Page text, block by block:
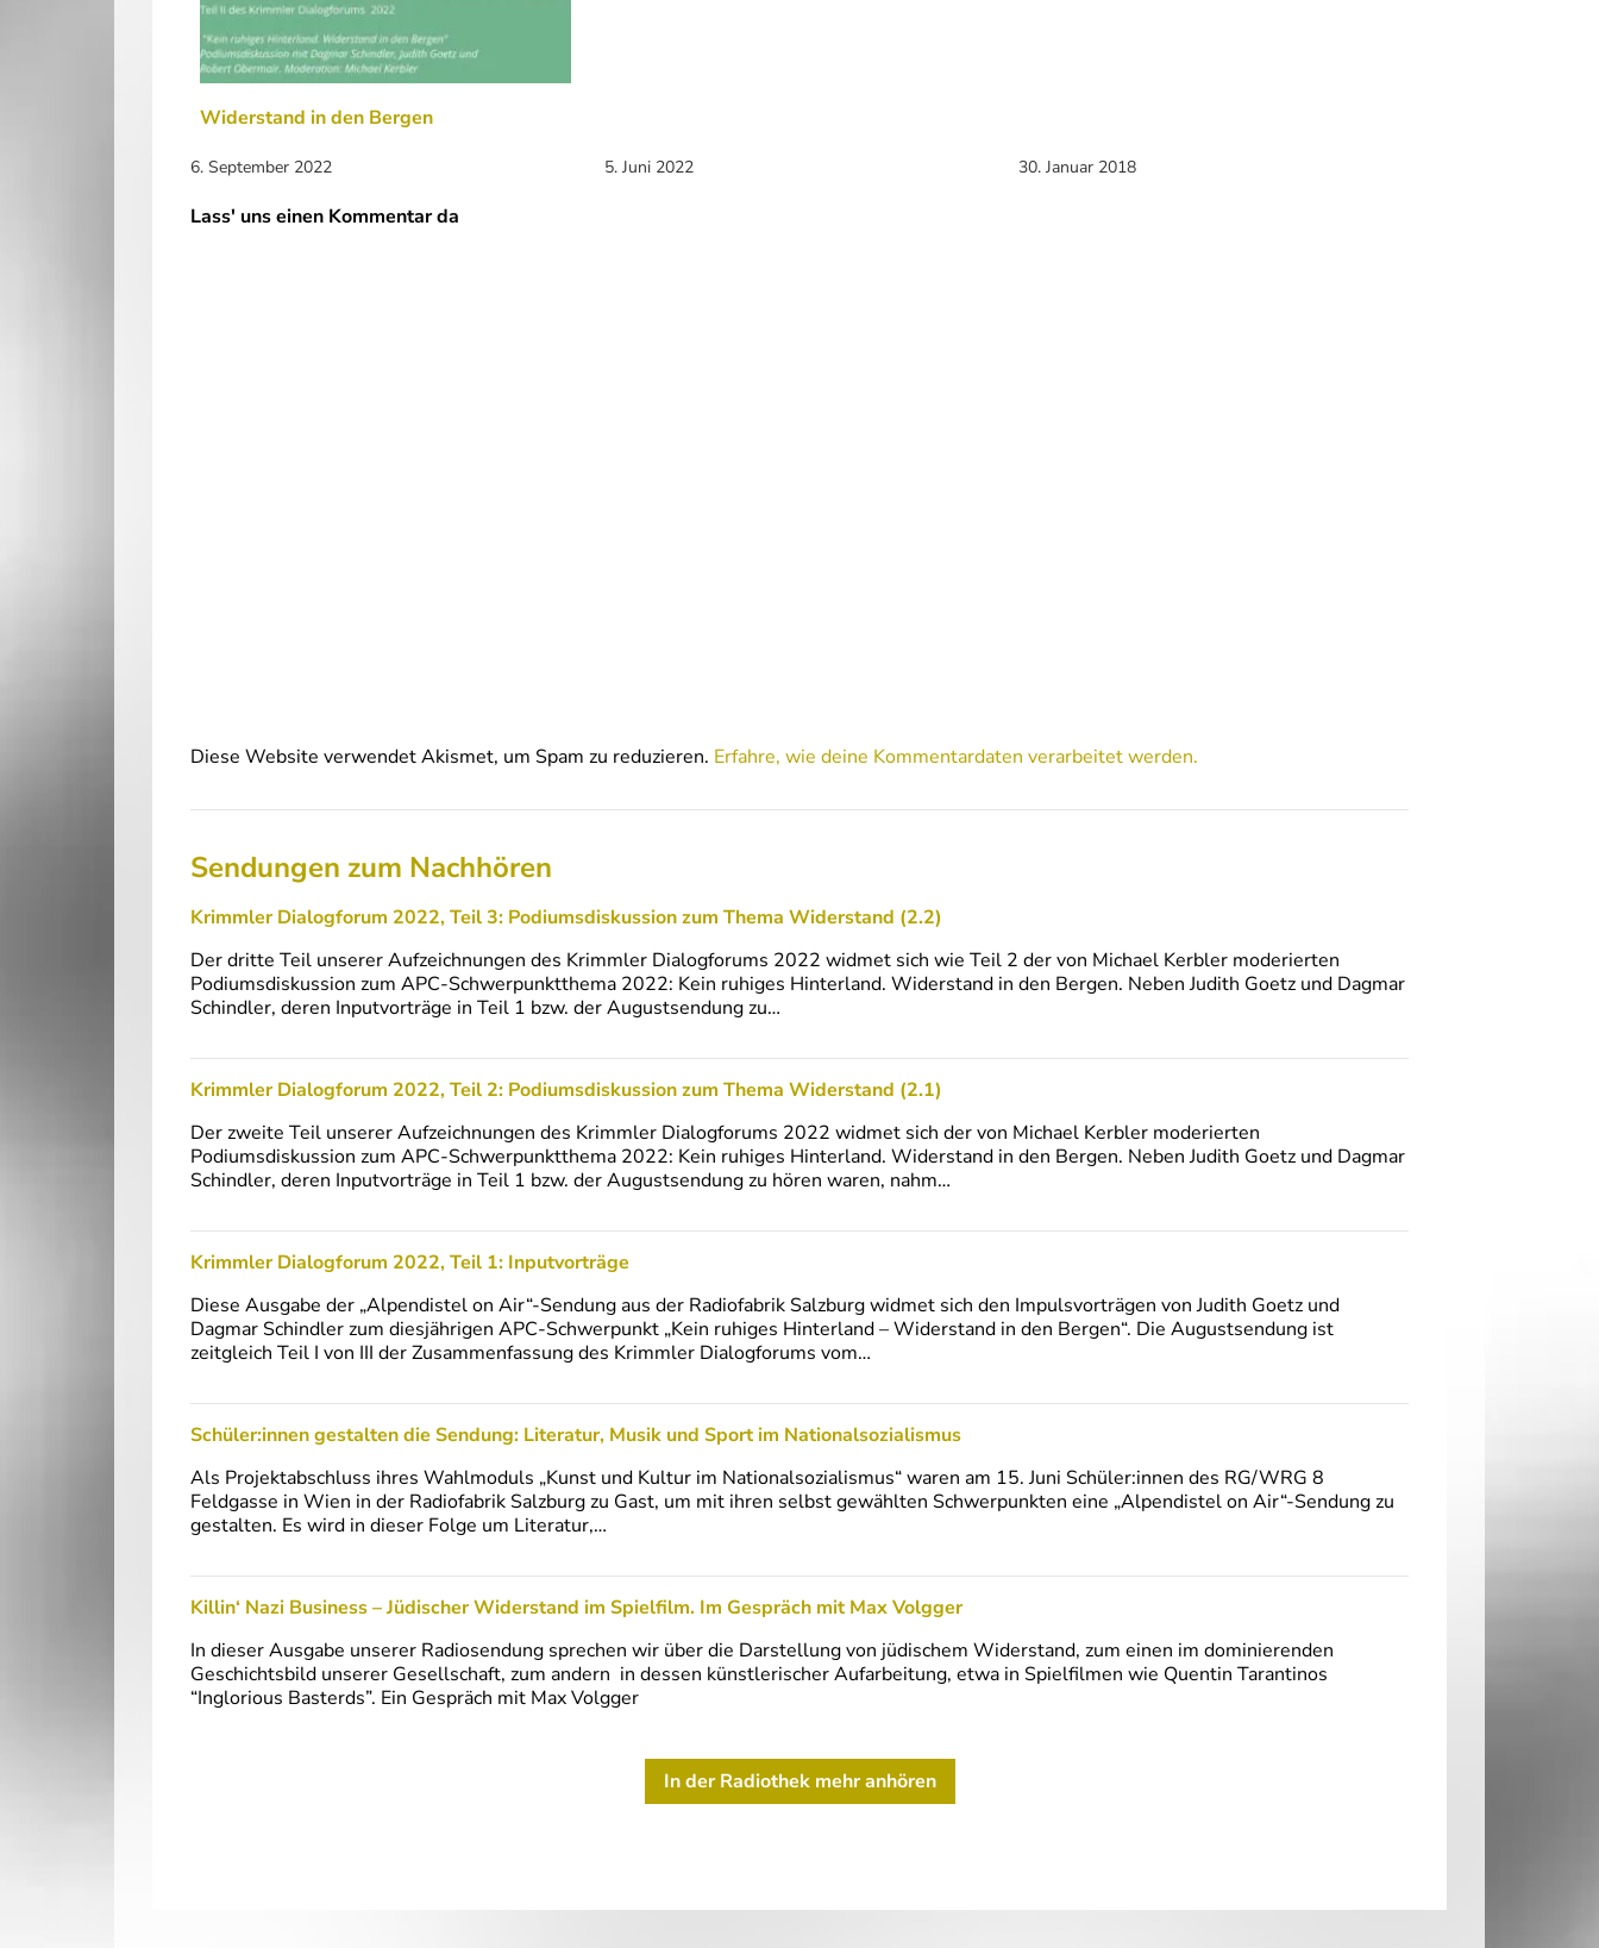
Widerstand in den Bergen
6. September 2022 5. Juni 2022 30. Januar 2018
Lass' uns einen Kommentar da
Diese Website verwendet Akismet, um Spam zu reduzieren. Erfahre, wie deine Kommentardaten verarbeitet werden.
Sendungen zum Nachhören
Krimmler Dialogforum 2022, Teil 3: Podiumsdiskussion zum Thema Widerstand (2.2)
Der dritte Teil unserer Aufzeichnungen des Krimmler Dialogforums 2022 widmet sich wie Teil 2 der von Michael Kerbler moderierten
Podiumsdiskussion zum APC-Schwerpunktthema 2022: Kein ruhiges Hinterland. Widerstand in den Bergen. Neben Judith Goetz und Dagmar
Schindler, deren Inputvorträge in Teil 1 bzw. der Augustsendung zu…
Krimmler Dialogforum 2022, Teil 2: Podiumsdiskussion zum Thema Widerstand (2.1)
Der zweite Teil unserer Aufzeichnungen des Krimmler Dialogforums 2022 widmet sich der von Michael Kerbler moderierten
Podiumsdiskussion zum APC-Schwerpunktthema 2022: Kein ruhiges Hinterland. Widerstand in den Bergen. Neben Judith Goetz und Dagmar
Schindler, deren Inputvorträge in Teil 1 bzw. der Augustsendung zu hören waren, nahm…
Krimmler Dialogforum 2022, Teil 1: Inputvorträge
Diese Ausgabe der „Alpendistel on Air“-Sendung aus der Radiofabrik Salzburg widmet sich den Impulsvorträgen von Judith Goetz und
Dagmar Schindler zum diesjährigen APC-Schwerpunkt „Kein ruhiges Hinterland – Widerstand in den Bergen“. Die Augustsendung ist
zeitgleich Teil I von III der Zusammenfassung des Krimmler Dialogforums vom…
Schüler:innen gestalten die Sendung: Literatur, Musik und Sport im Nationalsozialismus
Als Projektabschluss ihres Wahlmoduls „Kunst und Kultur im Nationalsozialismus“ waren am 15. Juni Schüler:innen des RG/WRG 8
Feldgasse in Wien in der Radiofabrik Salzburg zu Gast, um mit ihren selbst gewählten Schwerpunkten eine „Alpendistel on Air“-Sendung zu
gestalten. Es wird in dieser Folge um Literatur,…
Killin‘ Nazi Business – Jüdischer Widerstand im Spielfilm. Im Gespräch mit Max Volgger
In dieser Ausgabe unserer Radiosendung sprechen wir über die Darstellung von jüdischem Widerstand, zum einen im dominierenden
Geschichtsbild unserer Gesellschaft, zum andern in dessen künstlerischer Aufarbeitung, etwa in Spielfilmen wie Quentin Tarantinos
“Inglorious Basterds”. Ein Gespräch mit Max Volgger
In der Radiothek mehr anhören